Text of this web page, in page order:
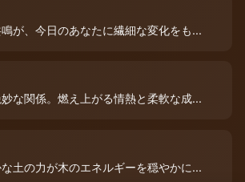
が、今日のあなたに繊細な変化をも...
な関係。燃え上がる情熱と柔軟な成...
土の力が木のエネルギーを穏やかに...